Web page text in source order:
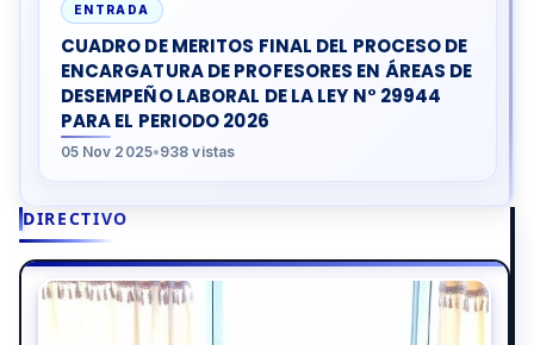
DIRECTIVO
ENTRADA
CUADRO DE MERITOS FINAL DEL PROCESO DE
ENCARGATURA DE PROFESORES EN ÁREAS DE
DESEMPEÑO LABORAL DE LA LEY N° 29944
PARA EL PERIODO 2026
05 Nov 2025•938 vistas